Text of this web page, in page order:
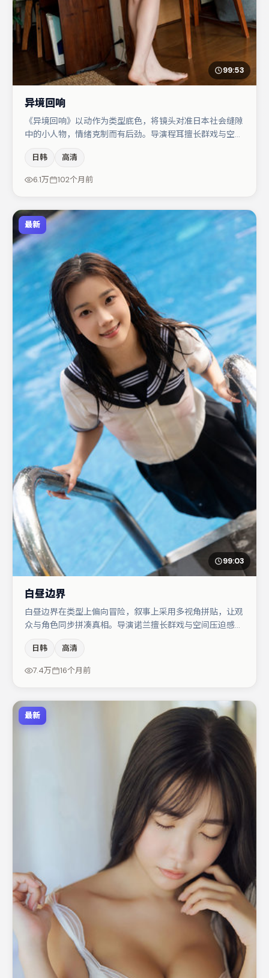
99:53
异境回响
《异境回响》以动作为类型底色，将镜头对准日本社会缝隙
中的小人物，情绪克制而有后劲。导演程耳擅长群戏与空间
雨的对手戏构成全片情感锚点，雷佳音则以细节塑造推动谜
题层层揭开。整体完成度较高，适合周末一口气追完。
日韩 高清
6.1万 102个月前
最新
99:03
白昼边界
白昼边界在类型上偏向冒险，叙事上采用多视角拼贴，让观
众与角色同步拼凑真相。导演诺兰擅长群戏与空间压迫感，
构成全片情感锚点，亚当·德赖弗则以细节塑造推动谜题层
层揭开。节奏紧凑、反转有度，值得列入片单。
日韩 高清
7.4万 16个月前
最新